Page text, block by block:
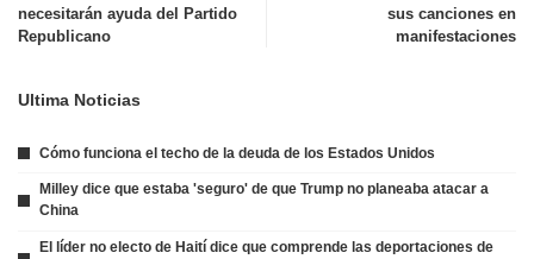
necesitarán ayuda del Partido
Republicano
sus canciones en
manifestaciones
Ultima Noticias
Cómo funciona el techo de la deuda de los Estados Unidos
Milley dice que estaba 'seguro' de que Trump no planeaba atacar a
China
El líder no electo de Haití dice que comprende las deportaciones de